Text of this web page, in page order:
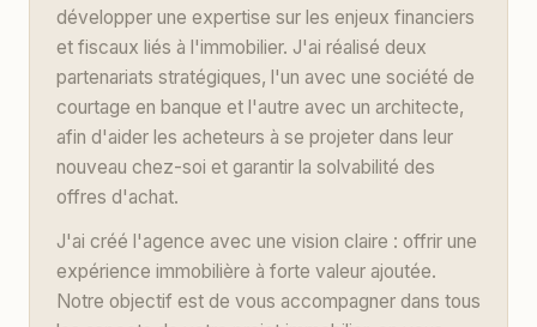
développer une expertise sur les enjeux financiers
et fiscaux liés à l'immobilier. J'ai réalisé deux
partenariats stratégiques, l'un avec une société de
courtage en banque et l'autre avec un architecte,
afin d'aider les acheteurs à se projeter dans leur
nouveau chez-soi et garantir la solvabilité des
offres d'achat.
J'ai créé l'agence avec une vision claire : offrir une
expérience immobilière à forte valeur ajoutée.
Notre objectif est de vous accompagner dans tous